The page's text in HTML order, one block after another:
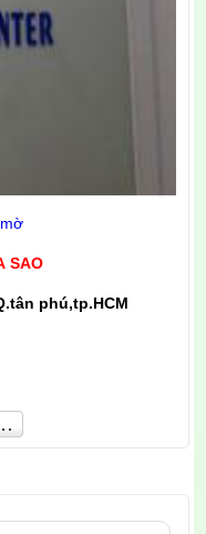
SAO
phú,tp.HCM